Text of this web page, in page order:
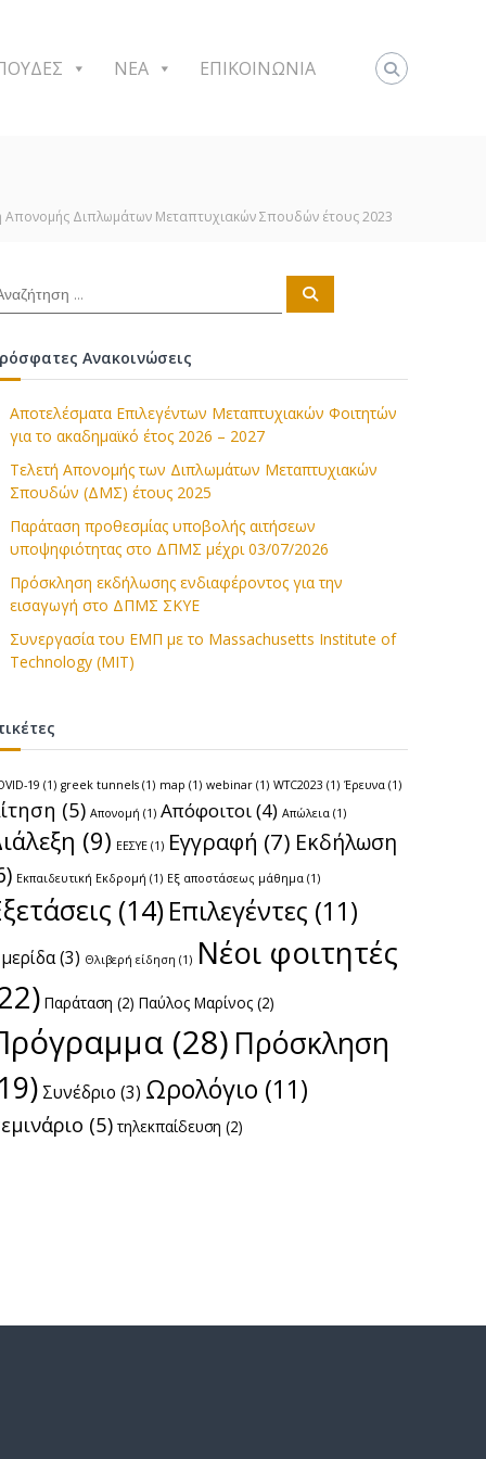
NEA ΕΠΙΚΟΙΝΩΝΙΑ
Απονομής Διπλωμάτων Μεταπτυχιακών Σπουδών έτους 2023
Α
η
η
Ανακοινώσεις
Αποτελέσματα Επιλεγέντων Μεταπτυχιακών Φοιτητών
για το ακαδημαϊκό έτος 2026 – 2027
Τελετή Απονομής των Διπλωμάτων Μεταπτυχιακών
Σπουδών (ΔΜΣ) έτους 2025
Παράταση προθεσμίας υποβολής αιτήσεων
υποψηφιότητας στο ΔΠΜΣ μέχρι 03/07/2026
Πρόσκληση εκδήλωσης ενδιαφέροντος για την
εισαγωγή στο ΔΠΜΣ ΣΚΥΕ
Συνεργασία του ΕΜΠ με το Massachusetts Institute of
Technology (MIT)
19 (1) greek tunnels (1) map (1) webinar (1) WTC2023 (1) Έρευνα (1)
(5) Απονομή (1) Απόφοιτοι(4) Απώλεια (1)
(9) ΕΕΣΥΕ (1) Εγγραφή (7) Εκδήλωση
Εκπαιδευτική Εκδρομή (1) Εξ αποστάσεως μάθημα (1)
(14) Επιλεγέντες (11)
(3) Θλιβερή είδηση (1) Νέοι φοιτητές
Παράταση (2) Παύλος Μαρίνος (2)
(28) Πρόσκληση
Συνέδριο (3) Ωρολόγιο (11)
(5) τηλεκπαίδευση (2)